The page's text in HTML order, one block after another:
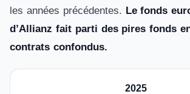
les années précédentes. Le fonds
d’Allianz fait parti des pires fonds
contrats confondus.
2025